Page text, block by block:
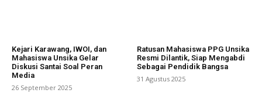
Kejari Karawang, IWOI, dan
Mahasiswa Unsika Gelar
Diskusi Santai Soal Peran
Media
26 September 2025
Ratusan Mahasiswa PPG Unsika
Resmi Dilantik, Siap Mengabdi
Sebagai Pendidik Bangsa
31 Agustus 2025